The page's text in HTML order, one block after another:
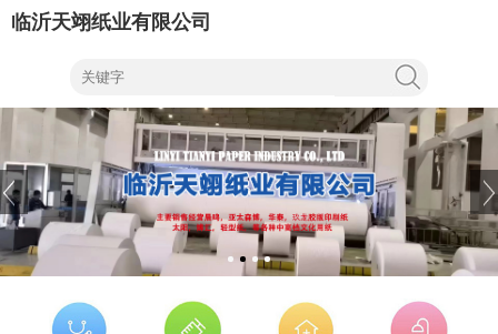
临沂天翊纸业有限公司